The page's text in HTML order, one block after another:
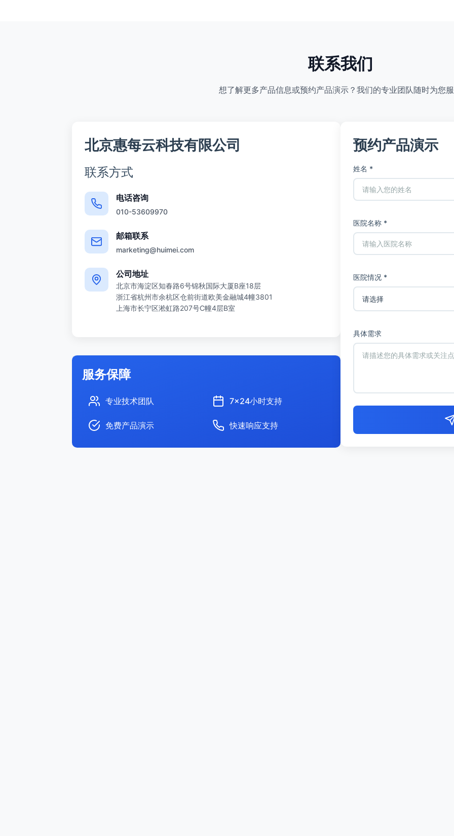
联系我们
想了解更多产品信息或预约产品演示？我们的专业团队随时为您
北京惠每云科技有限公司
联系方式
电话咨询
010-53609970
邮箱联系
marketing@huimei.com
公司地址
北京市海淀区知春路6号锦秋国际大厦B座18层
浙江省杭州市余杭区仓前街道欧美金融城4幢3801
上海市长宁区淞虹路207号C幢4层B室
服务保障
专业技术团队 7x24小时支持
免费产品演示 快速响应支持
预约产品演示
姓名 *
医院名称 *
医院情况 *
具体需求